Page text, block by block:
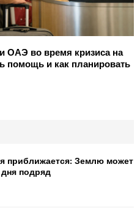
ОАЭ во время кризиса на
помощь и как планировать
приближается: Землю может
подряд